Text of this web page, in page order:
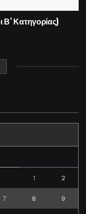
Κατηγορίας)
1 2
7 8 9